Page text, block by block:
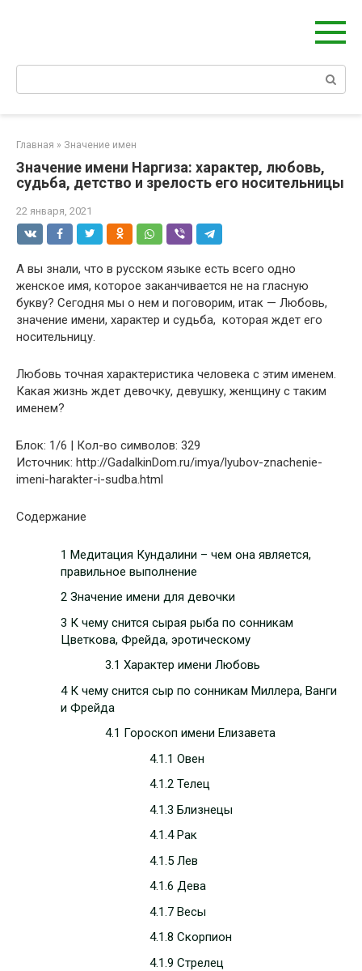
Главная » Значение имен
Значение имени Наргиза: характер, любовь,
судьба, детство и зрелость его носительницы
22 января, 2021
А вы знали, что в русском языке есть всего одно
женское имя, которое заканчивается не на гласную
букву? Сегодня мы о нем и поговорим, итак — Любовь,
значение имени, характер и судьба, которая ждет его
носительницу.
Любовь точная характеристика человека с этим именем.
Какая жизнь ждет девочку, девушку, женщину с таким
именем?
Блок: 1/6 | Кол-во символов: 329
Источник: http://GadalkinDom.ru/imya/lyubov-znachenie-
imeni-harakter-i-sudba.html
Содержание
1 Медитация Кундалини – чем она является,
правильное выполнение
2 Значение имени для девочки
3 К чему снится сырая рыба по сонникам
Цветкова, Фрейда, эротическому
3.1 Характер имени Любовь
4 К чему снится сыр по сонникам Миллера, Ванги
и Фрейда
4.1 Гороскоп имени Елизавета
4.1.1 Овен
4.1.2 Телец
4.1.3 Близнецы
4.1.4 Рак
4.1.5 Лев
4.1.6 Дева
4.1.7 Весы
4.1.8 Скорпион
4.1.9 Стрелец